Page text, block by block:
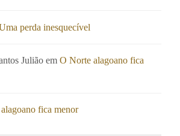
perda inesquecível
Julião emO Norte alagoano fica
fica menor